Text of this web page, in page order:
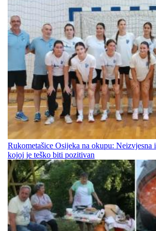
Rukometašice Osijeka na okupu: Neizvjesna
kojoj je teško biti pozitivan